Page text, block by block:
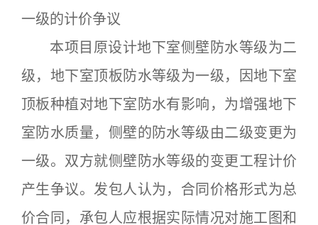
一级的计价争议
本项目原设计地下室侧壁防水等级为二
级，地下室顶板防水等级为一级，因地下室
顶板种植对地下室防水有影响，为增强地下
室防水质量，侧壁的防水等级由二级变更为
一级。双方就侧壁防水等级的变更工程计价
产生争议。发包人认为，合同价格形式为总
价合同，承包人应根据实际情况对施工图和